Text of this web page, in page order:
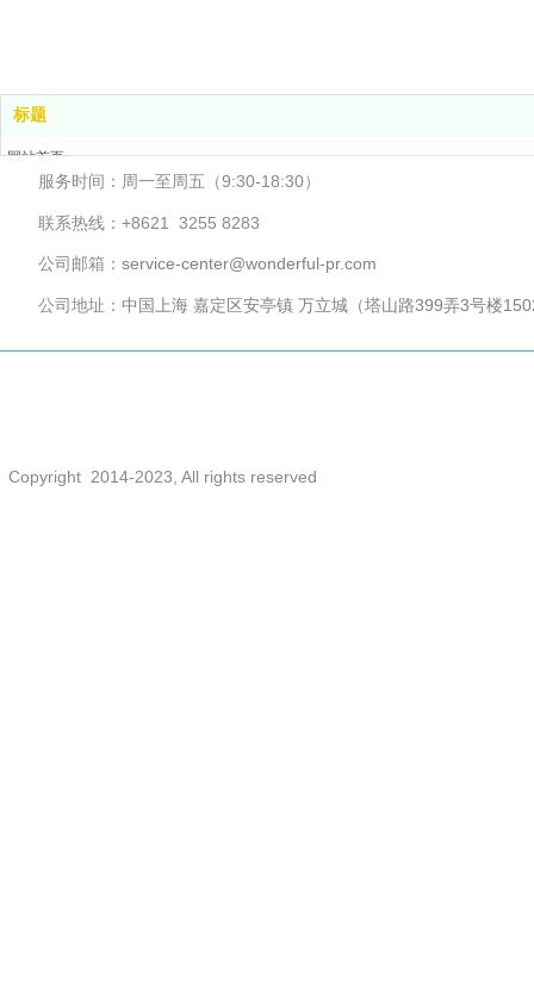
标题
网站首页
服务项目
线上活动
联系我们
新闻中心
服务时间：周一至周五（9:30-18:30）
联系热线：+8621 3255 8283
公司邮箱： service-center@wonderful-pr.com
公司地址： 中国上海 嘉定区安亭镇 万立城（塔山路399弄3号楼
Copyright 2014-2023, All rights reserved